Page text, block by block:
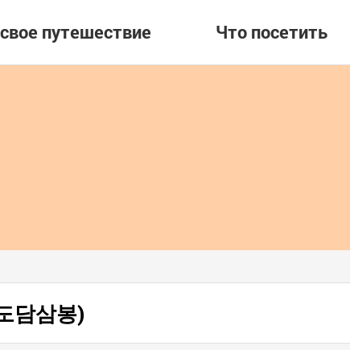
путешествие Что посетить
담삼봉)